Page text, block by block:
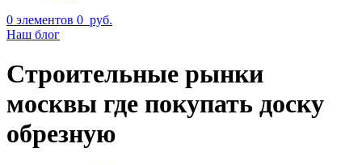
0 элементов 0 руб.
Наш блог
Строительные рынки
москвы где покупать доску
обрезную